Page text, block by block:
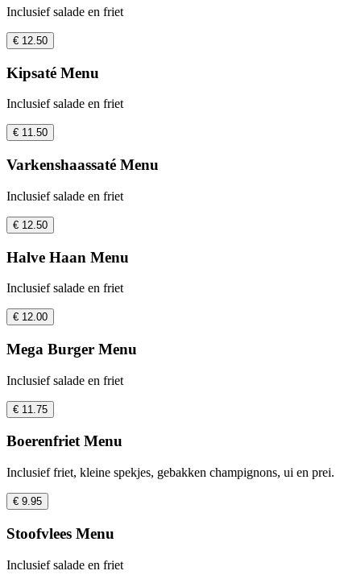
Inclusief salade en friet
€ 12.50
Kipsaté Menu
Inclusief salade en friet
€ 11.50
Varkenshaassaté Menu
Inclusief salade en friet
€ 12.50
Halve Haan Menu
Inclusief salade en friet
€ 12.00
Mega Burger Menu
Inclusief salade en friet
€ 11.75
Boerenfriet Menu
Inclusief friet, kleine spekjes, gebakken champignons, ui en prei.
€ 9.95
Stoofvlees Menu
Inclusief salade en friet